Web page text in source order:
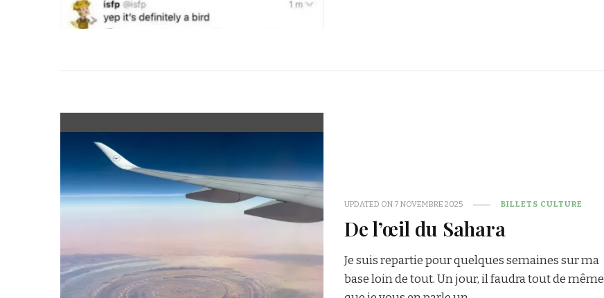
UPDATED ON 7 NOVEMBRE 2025 BILLETS CULTURE
De l’œil du Sahara
Je suis repartie pour quelques semaines sur ma
base loin de tout. Un jour, il faudra tout de même